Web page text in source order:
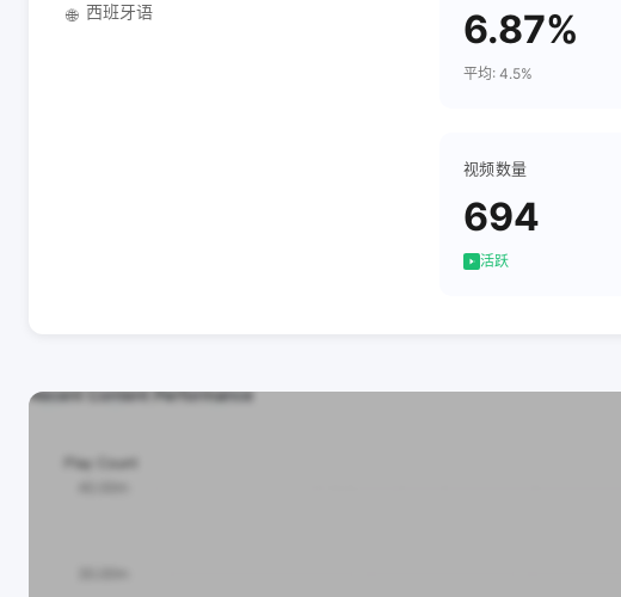
🌐 西班牙语 6.87%
平均: 4.5%
视频数量
694
活跃